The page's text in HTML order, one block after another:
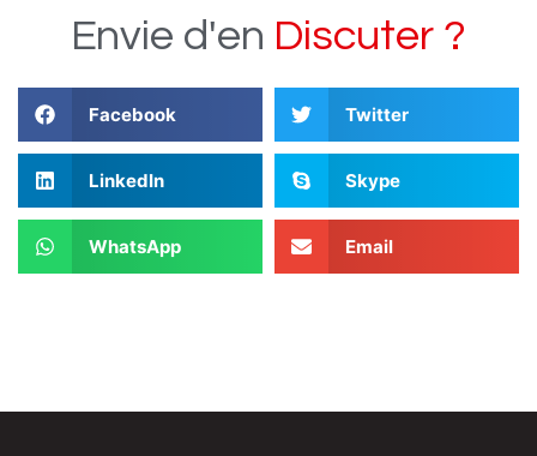
Envie d'en Discuter ?
Facebook Twitter
LinkedIn Skype
WhatsApp Email